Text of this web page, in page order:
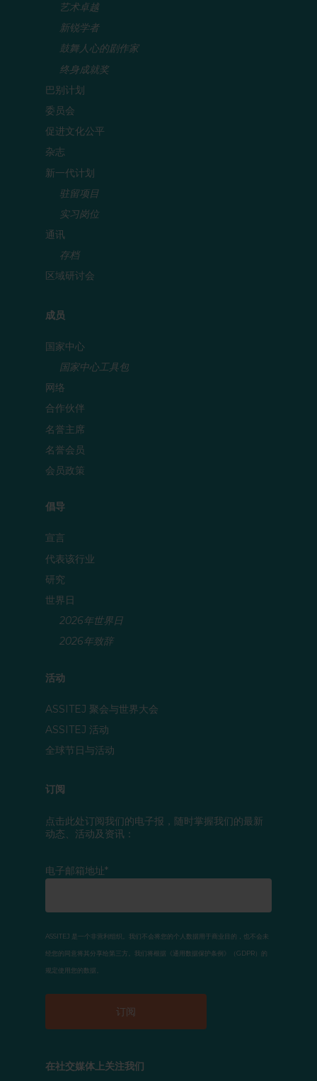
艺术卓越
新锐学者
鼓舞人心的剧作家
终身成就奖
巴别计划
委员会
促进文化公平
杂志
新一代计划
驻留项目
实习岗位
通讯
存档
区域研讨会
成员
国家中心
国家中心工具包
网络
合作伙伴
名誉主席
名誉会员
会员政策
倡导
宣言
代表该行业
研究
世界日
2026年世界日
2026年致辞
活动
ASSITEJ 聚会与世界大会
ASSITEJ 活动
全球节日与活动
订阅
点击此处订阅我们的电子报，随时掌握我们的最新
动态、活动及资讯：
电子邮箱地址*
ASSITEJ 是一个非营利组织。我们不会将您的个人数据用于商业目的，也不会未
经您的同意将其分享给第三方。我们将根据《通用数据保护条例》（GDPR）的
规定使用您的数据。
在社交媒体上关注我们